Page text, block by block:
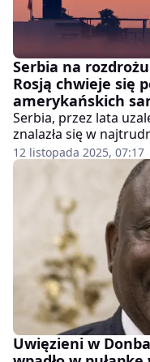
Serbia na
Rosją chwieje się
amerykańskich
Serbia, przez lata
znalazła się w
dekad. Wprowadzone
wobec rosyjskiego
bezpośrednio w
próbę sojusz
12 listopada 2025, 07:17
Uwięzieni w